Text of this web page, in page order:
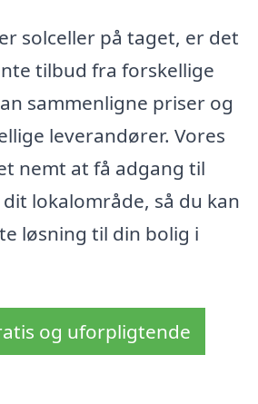
solceller på taget, er det
tilbud fra forskellige
sammenligne priser og
leverandører. Vores
nemt at få adgang til
lokalområde, så du kan
løsning til din bolig i
og uforpligtende